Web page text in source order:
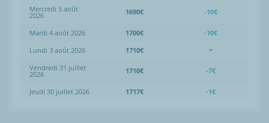
Mercredi 5 août
2026 1690€ -10€
Mardi 4 août 2026 1700€
-10€
Lundi 3 août 2026
1710€
=
Vendredi 31 juillet
2026 1710€ -7€
Jeudi 30 juillet 2026 1717€ -1€